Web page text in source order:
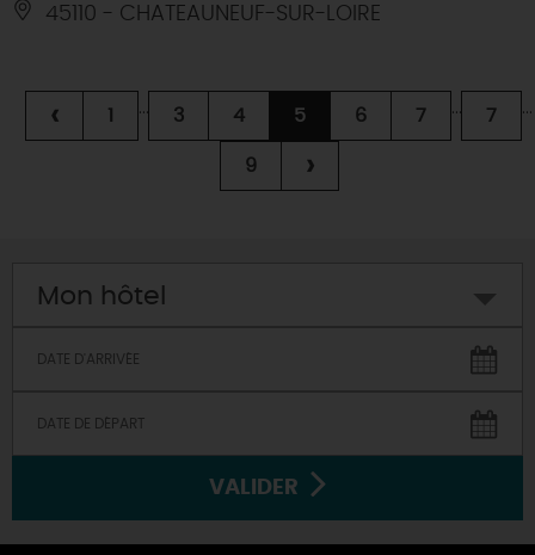
45110 - CHATEAUNEUF-SUR-LOIRE
‹ 1 ... 3 4 5 6 7 ... 7 ...
9 ›
Mon hôtel
VALIDER